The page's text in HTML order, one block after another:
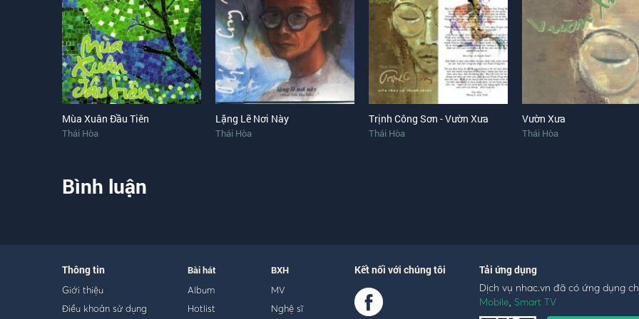
Mùa Xuân Đầu Tiên
Thái Hòa
Lặng Lẽ Nơi Này
Thái Hòa
Trịnh Công Sơn - Vườn Xưa
Thái Hòa
Vườn Xưa
Thái Hòa
Bình luận
Thông tin
Giới thiệu
Điều khoản sử dụng
Bài hát
Album
Hotlist
BXH
MV
Nghệ sĩ
Kết nối với chúng tôi Tải ứng dụng
Dịch vụ nhac.vn đã có ứng dụng
Mobile, Smart TV